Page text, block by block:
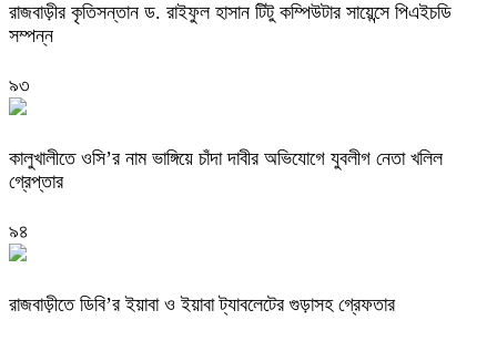
রাজবাড়ীর কৃতিসন্তান ড. রাইফুল হাসান টিটু কম্পিউটার সায়েন্সে পিএইচডি
সম্পন্ন
৯৩
কালুখালীতে ওসি’র নাম ভাঙ্গিয়ে চাঁদা দাবীর অভিযোগে যুবলীগ নেতা খলিল
গ্রেপ্তার
৯৪
রাজবাড়ীতে ডিবি’র ইয়াবা ও ইয়াবা ট্যাবলেটের গুড়াসহ গ্রেফতার